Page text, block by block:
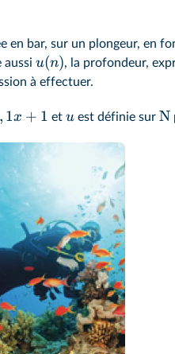
en bar, sur un plongeur, en
aussi u(n), la profondeur,
à effectuer.
, 1x + 1 etu est définie sur N